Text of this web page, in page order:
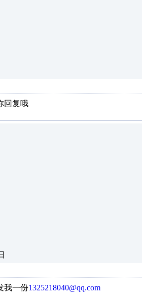
回复哦
我一份1325218040@qq.com